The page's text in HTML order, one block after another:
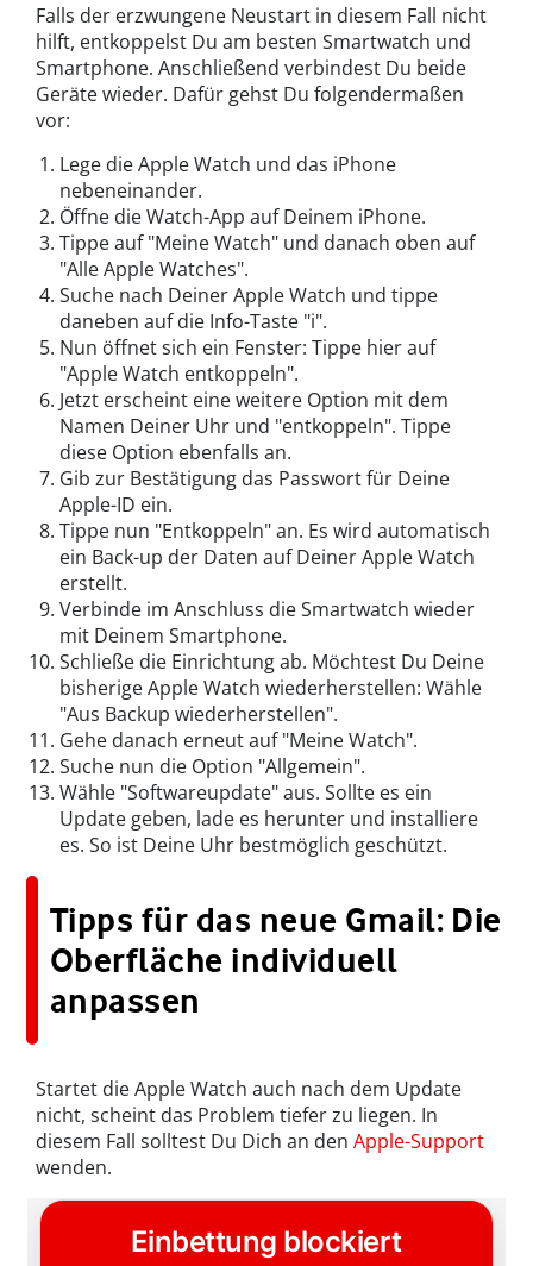
Falls der erzwungene Neustart in diesem Fall nicht
hilft, entkoppelst Du am besten Smartwatch und
Smartphone. Anschließend verbindest Du beide
Geräte wieder. Dafür gehst Du folgendermaßen
vor:
Lege die Apple Watch und das iPhone
nebeneinander.
Öffne die Watch-App auf Deinem iPhone.
Tippe auf "Meine Watch" und danach oben auf
"Alle Apple Watches".
Suche nach Deiner Apple Watch und tippe
daneben auf die Info-Taste "i".
Nun öffnet sich ein Fenster: Tippe hier auf
"Apple Watch entkoppeln".
Jetzt erscheint eine weitere Option mit dem
Namen Deiner Uhr und "entkoppeln". Tippe
diese Option ebenfalls an.
Gib zur Bestätigung das Passwort für Deine
Apple-ID ein.
Tippe nun "Entkoppeln" an. Es wird automatisch
ein Back-up der Daten auf Deiner Apple Watch
erstellt.
Verbinde im Anschluss die Smartwatch wieder
mit Deinem Smartphone.
Schließe die Einrichtung ab. Möchtest Du Deine
bisherige Apple Watch wiederherstellen: Wähle
"Aus Backup wiederherstellen".
Gehe danach erneut auf "Meine Watch".
Suche nun die Option "Allgemein".
Wähle "Softwareupdate" aus. Sollte es ein
Update geben, lade es herunter und installiere
es. So ist Deine Uhr bestmöglich geschützt.
Tipps für das neue Gmail: Die
Oberfläche individuell
anpassen
Startet die Apple Watch auch nach dem Update
nicht, scheint das Problem tiefer zu liegen. In
diesem Fall solltest Du Dich an den Apple-Support
wenden.